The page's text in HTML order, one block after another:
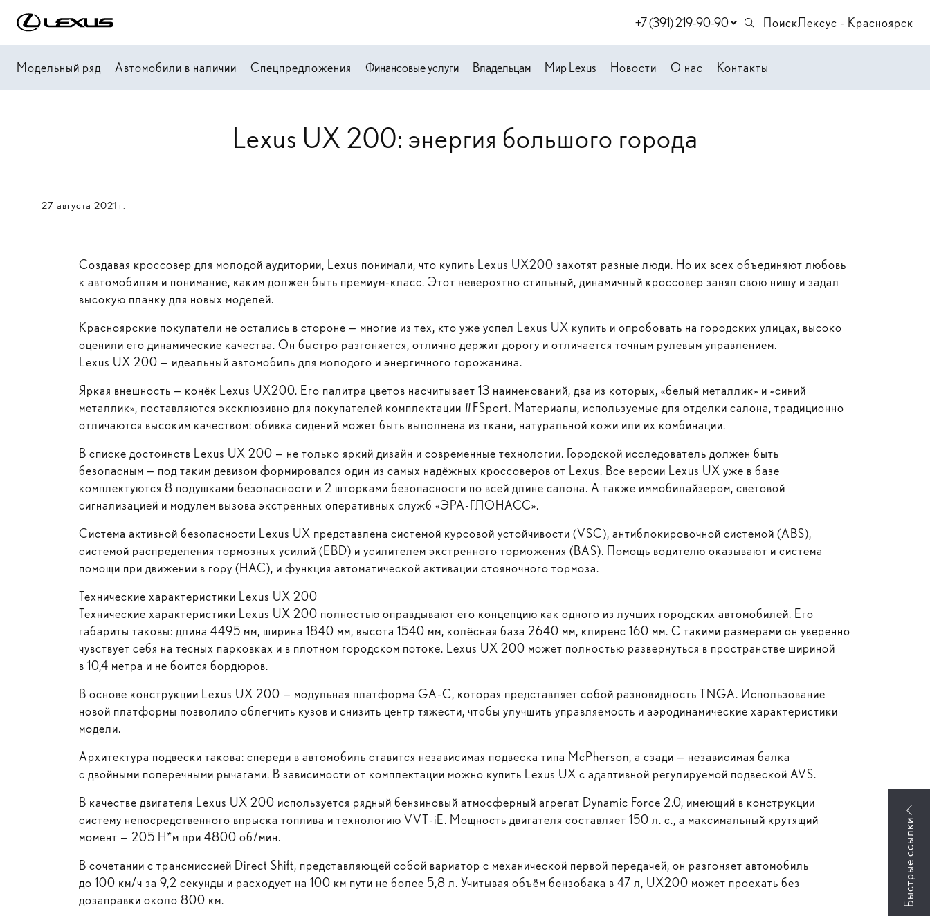
+7 (391) 219-90-90 ПоискЛексус - Красноярск
Модельный ряд Автомобили в наличии Спецпредложения Финансовые услуги Владельцам Мир Lexus Новости О нас Контакты
Lexus UX 200: энергия большого города
27 августа 2021 г.
Создавая кроссовер для молодой аудитории, Lexus понимали, что купить Lexus UX200 захотят разные люди. Но их всех объединяют любовь
к автомобилям и понимание, каким должен быть премиум-класс. Этот невероятно стильный, динамичный кроссовер занял свою нишу и задал
высокую планку для новых моделей.
Красноярские покупатели не остались в стороне — многие из тех, кто уже успел Lexus UX купить и опробовать на городских улицах, высоко
оценили его динамические качества. Он быстро разгоняется, отлично держит дорогу и отличается точным рулевым управлением.
Lexus UX 200 — идеальный автомобиль для молодого и энергичного горожанина.
Яркая внешность — конёк Lexus UX200. Его палитра цветов насчитывает 13 наименований, два из которых, «белый металлик» и «синий
металлик», поставляются эксклюзивно для покупателей комплектации #FSport. Материалы, используемые для отделки салона, традиционно
отличаются высоким качеством: обивка сидений может быть выполнена из ткани, натуральной кожи или их комбинации.
В списке достоинств Lexus UX 200 — не только яркий дизайн и современные технологии. Городской исследователь должен быть
безопасным — под таким девизом формировался один из самых надёжных кроссоверов от Lexus. Все версии Lexus UX уже в базе
комплектуются 8 подушками безопасности и 2 шторками безопасности по всей длине салона. А также иммобилайзером, световой
сигнализацией и модулем вызова экстренных оперативных служб «ЭРА-ГЛОНАСС».
Система активной безопасности Lexus UX представлена системой курсовой устойчивости (VSC), антиблокировочной системой (ABS),
системой распределения тормозных усилий (EBD) и усилителем экстренного торможения (BAS). Помощь водителю оказывают и система
помощи при движении в гору (HAC), и функция автоматической активации стояночного тормоза.
Технические характеристики Lexus UX 200
Технические характеристики Lexus UX 200 полностью оправдывают его концепцию как одного из лучших городских автомобилей. Его
габариты таковы: длина 4495 мм, ширина 1840 мм, высота 1540 мм, колёсная база 2640 мм, клиренс 160 мм. С такими размерами он уверенно
чувствует себя на тесных парковках и в плотном городском потоке. Lexus UX 200 может полностью развернуться в пространстве шириной
в 10,4 метра и не боится бордюров.
В основе конструкции Lexus UX 200 — модульная платформа GA-C, которая представляет собой разновидность TNGA. Использование
новой платформы позволило облегчить кузов и снизить центр тяжести, чтобы улучшить управляемость и аэродинамические характеристики
модели.
Архитектура подвески такова: спереди в автомобиль ставится независимая подвеска типа McPherson, а сзади — независимая балка
с двойными поперечными рычагами. В зависимости от комплектации можно купить Lexus UX с адаптивной регулируемой подвеской AVS.
В качестве двигателя Lexus UX 200 используется рядный бензиновый атмосферный агрегат Dynamic Force 2.0, имеющий в конструкции
систему непосредственного впрыска топлива и технологию VVT-iE. Мощность двигателя составляет 150 л. с., а максимальный крутящий
момент — 205 Н*м при 4800 об/мин.
В сочетании с трансмиссией Direct Shift, представляющей собой вариатор с механической первой передачей, он разгоняет автомобиль
до 100 км/ч за 9,2 секунды и расходует на 100 км пути не более 5,8 л. Учитывая объём бензобака в 47 л, UX200 может проехать без
дозаправки около 800 км.